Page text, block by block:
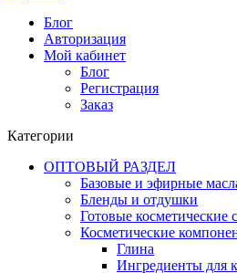
Блог
Авторизация
Мой кабинет
Блог
Регистрация
Заказ
Категории
ОПТОВЫЙ РАЗДЕЛ
Базовые и эфирные
Бленды и отдушки
Готовые косметические
Косметические
Глина
Ингредиенты для